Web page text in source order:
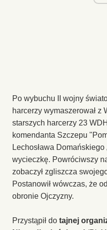
Po wybuchu II wojny
harcerzy wymaszerował z
starszych harcerzy 23
komendanta Szczepu
Lechosława
wycieczkę. Powróciwszy
zobaczył zgliszcza
Postanowił wówczas, że
obronie Ojczyzny.
Przystąpił do tajnej